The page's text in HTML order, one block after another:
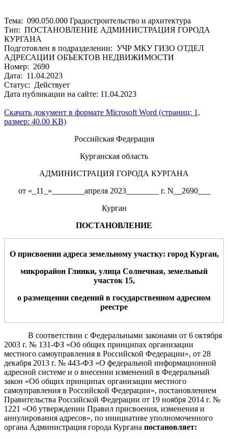
Тема: 090.050.000 Градостроительство и архитектура
Тип: ПОСТАНОВЛЕНИЕ АДМИНИСТРАЦИЯ ГОРОДА
КУРГАНА
Подготовлен в подразделении: УЧР МКУ ГИЗО ОТДЕЛ
АДРЕСАЦИИ ОБЪЕКТОВ НЕДВИЖИМОСТИ
Номер: 2690
Дата: 11.04.2023
Статус: Действует
Дата публикации на сайте: 11.04.2023
Скачать документ в формате Microsoft Word (страниц: 1,
размер: 40.00 KB)
Российская Федерация
Курганская область
АДМИНИСТРАЦИЯ ГОРОДА КУРГАНА
от «_11_»________апреля 2023________ г. N__2690___
Курган
ПОСТАНОВЛЕНИЕ
О присвоении адреса земельному участку: город Курган,
микрорайон Глинки, улица Солнечная, земельный
участок 15,
о размещении сведений в государственном адресном
реестре
В соответствии с Федеральными законами от 6 октября
2003 г. № 131-ФЗ «Об общих принципах организации
местного самоуправления в Российской Федерации», от 28
декабря 2013 г. № 443-ФЗ «О федеральной информационной
адресной системе и о внесении изменений в Федеральный
закон «Об общих принципах организации местного
самоуправления в Российской Федерации», постановлением
Правительства Российской Федерации от 19 ноября 2014 г. №
1221 «Об утверждении Правил присвоения, изменения и
аннулирования адресов», по инициативе уполномоченного
органа Администрация города Кургана постановляет: